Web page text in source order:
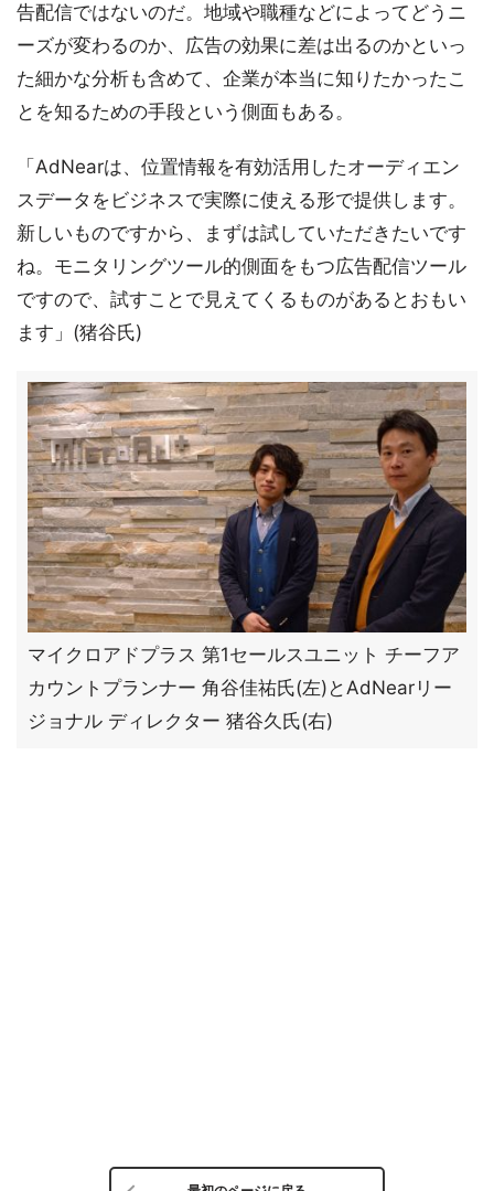
告配信ではないのだ。地域や職種などによってどうニ
ーズが変わるのか、広告の効果に差は出るのかといっ
た細かな分析も含めて、企業が本当に知りたかったこ
とを知るための手段という側面もある。
「AdNearは、位置情報を有効活用したオーディエン
スデータをビジネスで実際に使える形で提供します。
新しいものですから、まずは試していただきたいです
ね。モニタリングツール的側面をもつ広告配信ツール
ですので、試すことで見えてくるものがあるとおもい
ます」(猪谷氏)
マイクロアドプラス 第1セールスユニット チーフア
カウントプランナー 角谷佳祐氏(左)とAdNearリー
ジョナル ディレクター 猪谷久氏(右)